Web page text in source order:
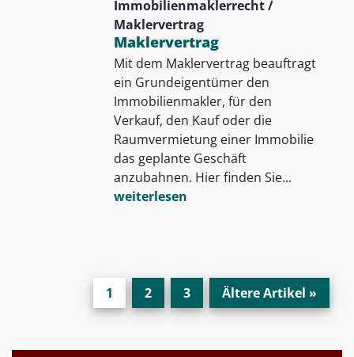
Immobilienmaklerrecht /
Maklervertrag
Maklervertrag
Mit dem Maklervertrag beauftragt
ein Grundeigentümer den
Immobilienmakler, für den
Verkauf, den Kauf oder die
Raumvermietung einer Immobilie
das geplante Geschäft
anzubahnen. Hier finden Sie...
weiterlesen
1 2 3 Ältere Artikel »